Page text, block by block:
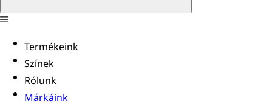
Termékeink
Színek
Rólunk
Márkáink